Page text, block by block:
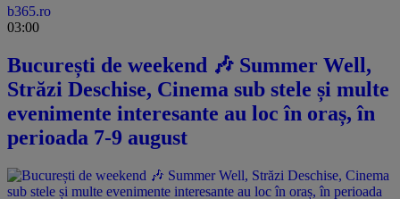
b365.ro
03:00
București de weekend 🎶 Summer Well,
Străzi Deschise, Cinema sub stele și multe
evenimente interesante au loc în oraș, în
perioada 7-9 august